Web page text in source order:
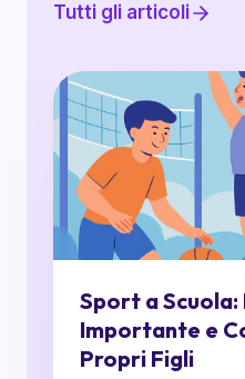
Tutti gli articoli
Sport a Scuola:
Importante e
Propri Figli